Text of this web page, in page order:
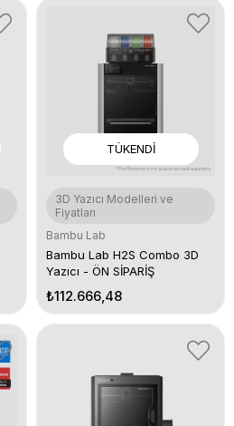
TÜKENDI
3D Yazıcı Modelleri ve
Fiyatları
Bambu Lab
Bambu Lab H2S Combo 3D
Yazıcı - ÖN SİPARİŞ
₺112.666,48